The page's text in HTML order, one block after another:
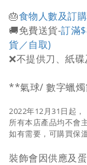
🎂食物人數及訂
🚚免費送貨-訂滿
貨／自取)
❌不提供刀、紙
**氣球/ 數字蠟燭
2022年12月31日起，
所有本店產品均不會
如有需要，可購買保
裝飾會因供應及